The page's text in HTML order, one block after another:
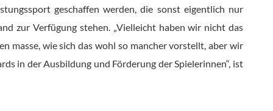
geschaffen werden, die sonst eigentlich nur
zur Verfügung stehen. „Vielleicht haben wir nicht das
masse, wie sich das wohl so mancher vorstellt, aber wir
in der Ausbildung und Förderung der Spielerinnen“, ist